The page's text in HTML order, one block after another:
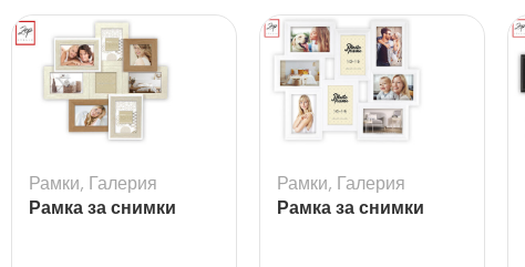
Рамки, Галерия
Рамка за снимки
Рамки, Галерия
Рамка за снимки